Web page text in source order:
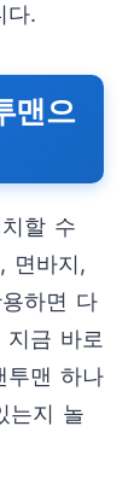
다.
맨으
할 수
면바지,
하면 다
지금 바로
투맨 하나
는지 놀